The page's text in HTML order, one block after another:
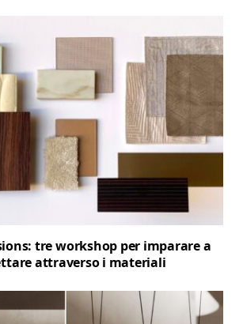
tre workshop per imparare a
attraverso i materiali